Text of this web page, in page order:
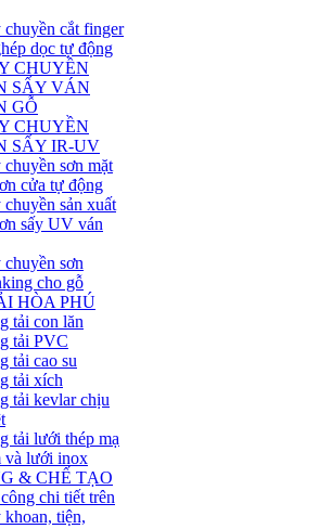
chuyền cắt finger
dọc tự động
CHUYỀN
SẤY VÁN
GỖ
CHUYỀN
SẤY IR-UV
chuyền sơn mặt
cửa tự động
chuyền sản xuất
sấy UV ván
chuyền sơn
cho gỗ
HÒA PHÚ
tải con lăn
tải PVC
tải cao su
tải xích
tải kevlar chịu
tải lưới thép mạ
và lưới inox
& CHẾ TẠO
chi tiết trên
khoan, tiện,